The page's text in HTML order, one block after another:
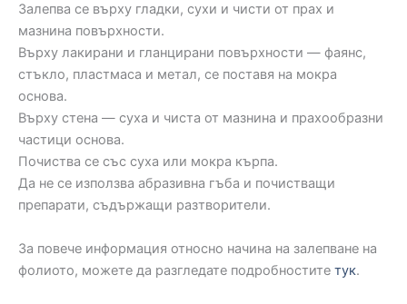
Залепва се върху гладки, сухи и чисти от прах и
мазнина повърхности.
Върху лакирани и гланцирани повърхности — фаянс,
стъкло, пластмаса и метал, се поставя на мокра
основа.
Върху стена — суха и чиста от мазнина и прахообразни
частици основа.
Почиства се със суха или мокра кърпа.
Да не се използва абразивна гъба и почистващи
препарати, съдържащи разтворители.
За повече информация относно начина на залепване на
фолиото, можете да разгледате подробностите тук.